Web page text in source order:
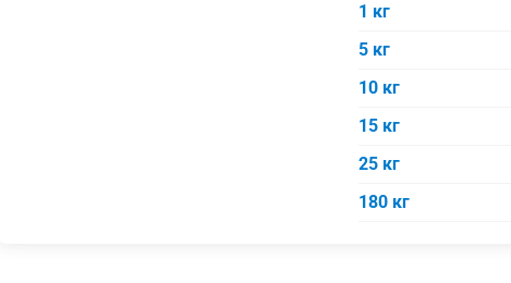
1 кг
5 кг
10 кг
15 кг
25 кг
180 кг